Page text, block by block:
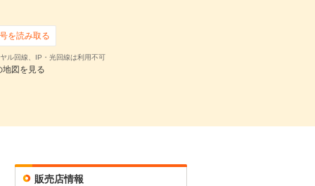
を読み取る
ル回線、IP・光回線は利用不可
地図を見る
販売店情報